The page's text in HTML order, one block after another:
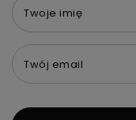
Twoje imię
Twój email